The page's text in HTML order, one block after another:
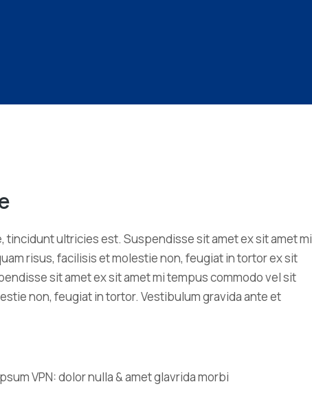
ultricies est. Suspendisse sit amet ex sit amet mi
risus, facilisis et molestie non, feugiat in tortor ex sit
sit amet ex sit amet mi tempus commodo vel sit
non, feugiat in tortor. Vestibulum gravida ante et